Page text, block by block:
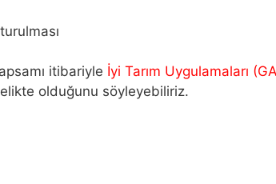
itibariyle İyi Tarım Uygulamaları
olduğunu söyleyebiliriz.